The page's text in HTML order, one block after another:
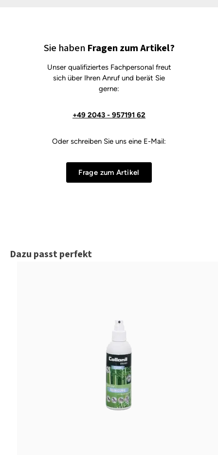
Sie haben Fragen zum Artikel?
Unser qualifiziertes Fachpersonal freut
sich über Ihren Anruf und berät Sie
gerne:
+49 2043 - 957191 62
Oder schreiben Sie uns eine E-Mail:
Frage zum Artikel
Produktgalerie überspringen
Dazu passt perfekt